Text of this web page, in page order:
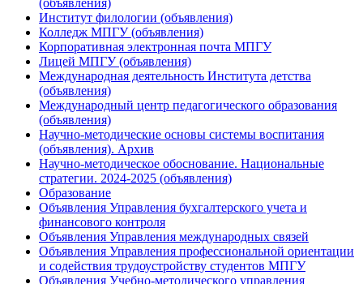
(объявления)
Институт филологии (объявления)
Колледж МПГУ (объявления)
Корпоративная электронная почта МПГУ
Лицей МПГУ (объявления)
Международная деятельность Института детства
(объявления)
Международный центр педагогического образования
(объявления)
Научно-методические основы системы воспитания
(объявления). Архив
Научно-методическое обоснование. Национальные
стратегии. 2024-2025 (объявления)
Образование
Объявления Управления бухгалтерского учета и
финансового контроля
Объявления Управления международных связей
Объявления Управления профессиональной ориентации
и содействия трудоустройству студентов МПГУ
Объявления Учебно-методического управления